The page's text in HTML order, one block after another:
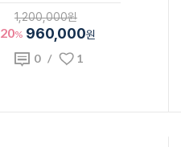
1,200,000원
20% 960,000원
0/ 1